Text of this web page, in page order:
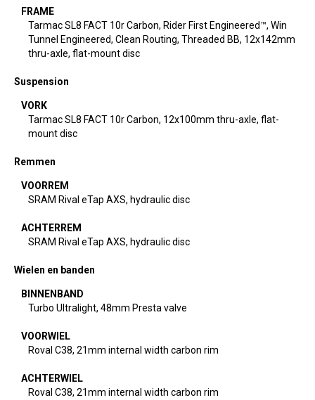
FRAME
Tarmac SL8 FACT 10r Carbon, Rider First Engineered™, Win
Tunnel Engineered, Clean Routing, Threaded BB, 12x142mm
thru-axle, flat-mount disc
Suspension
VORK
Tarmac SL8 FACT 10r Carbon, 12x100mm thru-axle, flat-
mount disc
Remmen
VOORREM
SRAM Rival eTap AXS, hydraulic disc
ACHTERREM
SRAM Rival eTap AXS, hydraulic disc
Wielen en banden
BINNENBAND
Turbo Ultralight, 48mm Presta valve
VOORWIEL
Roval C38, 21mm internal width carbon rim
ACHTERWIEL
Roval C38, 21mm internal width carbon rim